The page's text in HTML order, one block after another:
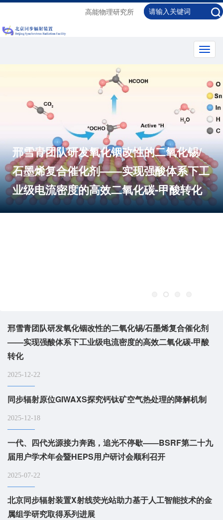
高能物理研究所
邢雪青团队研发氧化铟改性的二氧化锡/
石墨烯复合催化剂——实现强酸体系下工
业级电流密度的高效二氧化碳-甲酸转化
邢雪青团队研发氧化铟改性的二氧化锡/石墨烯复合催化剂
——实现强酸体系下工业级电流密度的高效二氧化碳-甲酸
转化
2025-12-22
同步辐射原位GIWAXS探究钙钛矿空气热处理的降解机制
2025-12-18
一代、四代光源接力奔跑，追光不停歇——BSRF第二十九
届用户学术年会暨HEPS用户研讨会顺利召开
2025-07-22
北京同步辐射装置X射线荧光站助力基于人工智能技术的金
属组学研究取得系列进展